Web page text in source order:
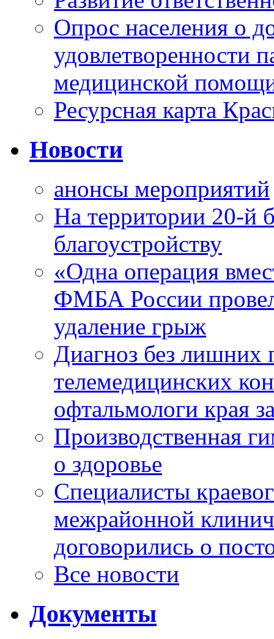
Опрос населения о
удовлетворенности
медицинской
Ресурсная карта
Новости
анонсы мероприятий
На территории 20-й
благоустройству
«Одна операция
ФМБА России
удаление грыж
Диагноз без лишних
телемедицинских
офтальмологи края
Производственная
о здоровье
Специалисты
межрайонной
договорились о
Все новости
Документы